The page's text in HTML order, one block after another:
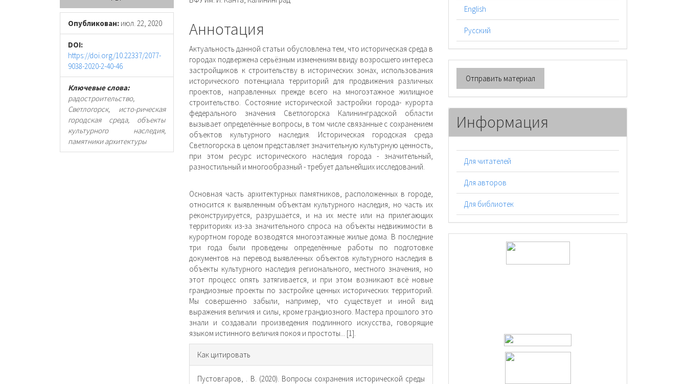
панель
статьи
Опубликован: июл. 22, 2020
DOI:
https://doi.org/10.22337/2077-
9038-2020-2-40-46
Ключевые слова:
радостроительство,
Светлогорск, исто-рическая
городская среда, объекты
культурного наследия,
памятники архитектуры
содержимое
статьи
Аннотация
Актуальность данной статьи обусловлена тем, что истори­ческая среда в
городах подвержена серьёзным изменениям ввиду возросшего интереса
застройщиков к строительству в исторических зонах, использования
исторического потен­циала территорий для продвижения различных
проектов, направленных прежде всего на многоэтажное жилищное
строительство. Состояние исторической застройки города- курорта
федерального значения Светлогорска Калининград­ской области
вызывает определённые вопросы, в том числе связанные с сохранением
объектов культурного наследия. Историческая городская среда
Светлогорска в целом пред­ставляет значительную культурную ценность,
при этом ресурс исторического наследия города - значительный,
разностиль­ный и многообразный - требует дальнейших исследований.
Основная часть архитектурных памятников, расположен­ных в городе,
относится к выявленным объектам культурного наследия, но часть их
реконструируется, разрушается, и на их месте или на прилегающих
территориях из-за значитель­ного спроса на объекты недвижимости в
курортном городе возводятся многоэтажные жилые дома. В последние
три года были проведены определённые работы по подготовке
документов на перевод выявленных объектов культурного наследия в
объекты культурного наследия регионального, местного значения, но
этот процесс опять затягивается, и при этом возникают всё новые
грандиозные проекты по застройке ценных исторических территорий.
Мы совершенно забыли, например, что существует и иной вид
выражения величия и силы, кроме грандиозного. Мастера прошлого это
знали и создавали произведения подлинного искусства, говорящие
языком истинного величия покоя и простоты... [1].
Информация
о статье
Как цитировать
Пустовгаров, . В. (2020). Вопросы сохранения исторической среды
English
Русский
Отправить
материал
Отправить материал
Информация
Для читателей
Для авторов
Для библиотек